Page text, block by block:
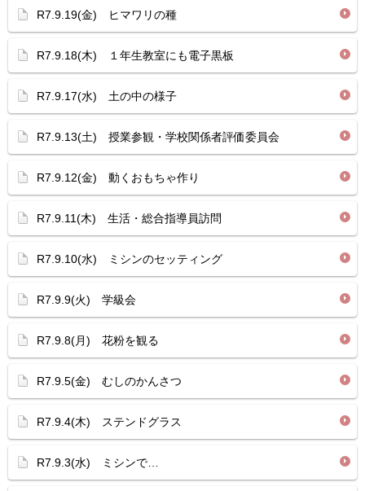
R7.9.19(金) ヒマワリの種
R7.9.18(木) １年生教室にも電子黒板
R7.9.17(水) 土の中の様子
R7.9.13(土) 授業参観・学校関係者評価委員会
R7.9.12(金) 動くおもちゃ作り
R7.9.11(木) 生活・総合指導員訪問
R7.9.10(水) ミシンのセッティング
R7.9.9(火) 学級会
R7.9.8(月) 花粉を観る
R7.9.5(金) むしのかんさつ
R7.9.4(木) ステンドグラス
R7.9.3(水) ミシンで…